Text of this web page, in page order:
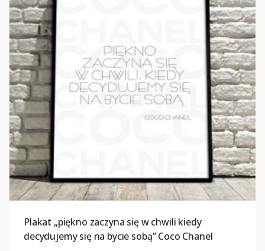
Plakat „piękno zaczyna się w chwili kiedy
decydujemy się na bycie sobą” Coco Chanel